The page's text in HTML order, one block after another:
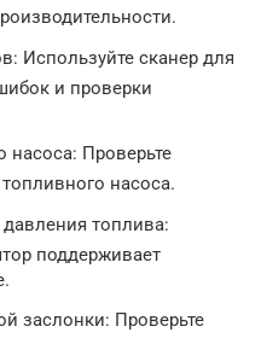
Используйте сканер для
и проверки
насоса: Проверьте
насоса.
давления топлива:
поддерживает
заслонки: Проверьте